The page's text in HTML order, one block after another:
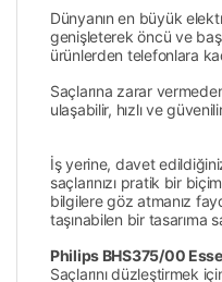
Dünyanın en büyük
genişleterek öncü ve
ürünlerden telefonlara
Saçlarına zarar
ulaşabilir, hızlı ve
İş yerine, davet
saçlarınızı pratik bir
bilgilere göz atmanız
taşınabilen bir tasarıma
Philips BHS375/00
Saçlarını düzleştirmek